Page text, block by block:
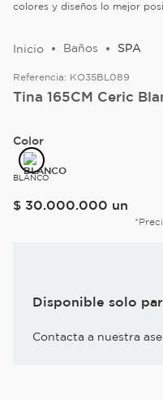
colores y diseños lo mejor
Baños SPA
Referencia: KO35BL089
Tina 165CM Ceric
Color
BLANCO
$ 30.000.000 un
Disponible solo
Contacta a nuestra